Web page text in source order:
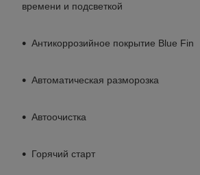
времени и подсветкой
Антикоррозийное покрытие Blue Fin
Автоматическая разморозка
Автоочистка
Горячий старт